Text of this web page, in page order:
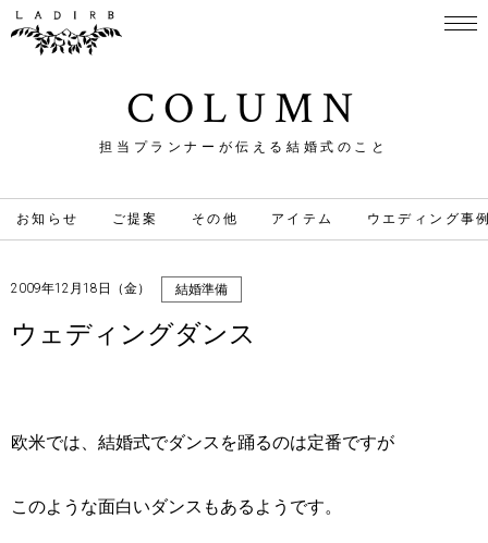
COLUMN
担当プランナーが伝える結婚式のこと
お知らせ ご提案 その他 アイテム ウエディング事
2009年12月18日（金） 結婚準備
ウェディングダンス
欧米では、結婚式でダンスを踊るのは定番ですが
このような面白いダンスもあるようです。